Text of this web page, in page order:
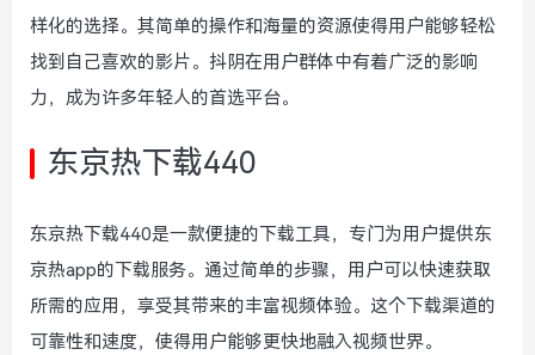
样化的选择。其简单的操作和海量的资源使得用户能够轻松
找到自己喜欢的影片。抖阴在用户群体中有着广泛的影响
力，成为许多年轻人的首选平台。
东京热下载440
东京热下载440是一款便捷的下载工具，专门为用户提供东
京热app的下载服务。通过简单的步骤，用户可以快速获取
所需的应用，享受其带来的丰富视频体验。这个下载渠道的
可靠性和速度，使得用户能够更快地融入视频世界。